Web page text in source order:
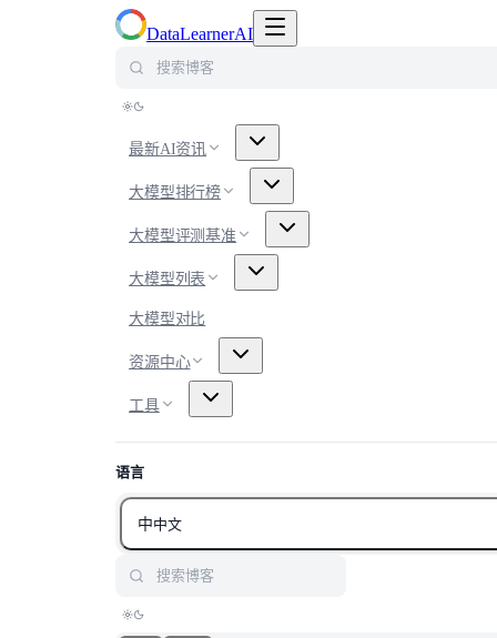
DataLearnerAI
最新AI资讯
大模型排行榜
大模型评测基准
大模型列表
大模型对比
资源中心
工具
语言
中中文